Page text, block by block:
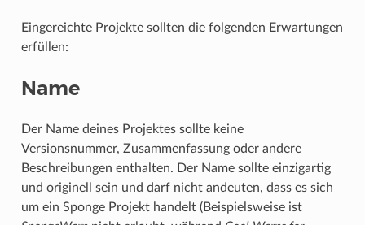
Eingereichte Projekte sollten die folgenden Erwartungen
erfüllen:
Name
Der Name deines Projektes sollte keine
Versionsnummer, Zusammenfassung oder andere
Beschreibungen enthalten. Der Name sollte einzigartig
und originell sein und darf nicht andeuten, dass es sich
um ein Sponge Projekt handelt (Beispielsweise ist